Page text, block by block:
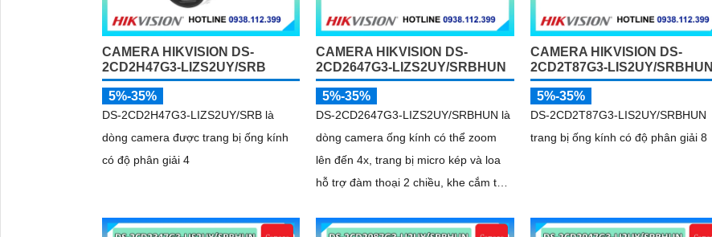
CAMERA HIKVISION DS-
2CD2H47G3-LIZS2UY/SRB
5%-35%
DS-2CD2H47G3-LIZS2UY/SRB là
dòng camera được trang bị ống kính
có độ phân giải 4
CAMERA HIKVISION DS-
2CD2647G3-LIZS2UY/SRBHUN
5%-35%
DS-2CD2647G3-LIZS2UY/SRBHUN là
dòng camera ống kính có thể zoom
lên đến 4x, trang bị micro kép và loa
hỗ trợ đàm thoại 2 chiều, khe cắm thẻ
trong việc cân bằng màu sáng trong
CAMERA HIKVISION DS-
2CD2T87G3-LIS2UY/SRBHUN
5%-35%
DS-2CD2T87G3-LIS2UY/SRBHUN
trang bị ống kính có độ phân giải 8